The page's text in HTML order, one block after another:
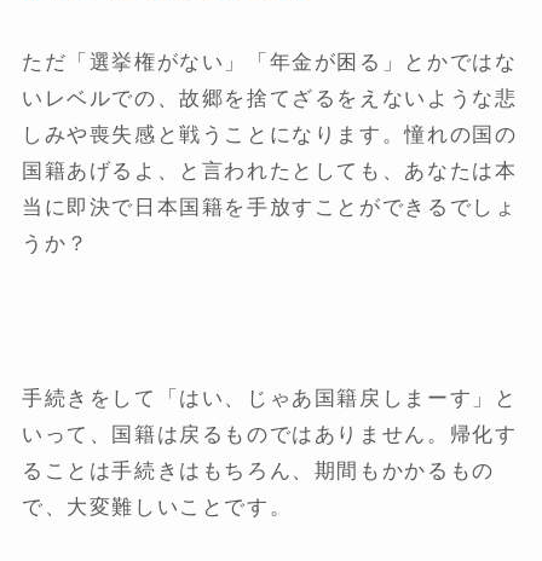
ただ「選挙権がない」「年金が困る」とかではな
いレベルでの、故郷を捨てざるをえないような悲
しみや喪失感と戦うことになります。憧れの国の
国籍あげるよ、と言われたとしても、あなたは本
当に即決で日本国籍を手放すことができるでしょ
うか？
手続きをして「はい、じゃあ国籍戻しまーす」と
いって、国籍は戻るものではありません。帰化す
ることは手続きはもちろん、期間もかかるもの
で、大変難しいことです。